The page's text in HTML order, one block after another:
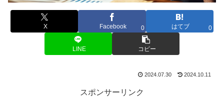
X Facebook 0 はてブ 0
LINE コピー
2024.07.30 2024.10.11
スポンサーリンク